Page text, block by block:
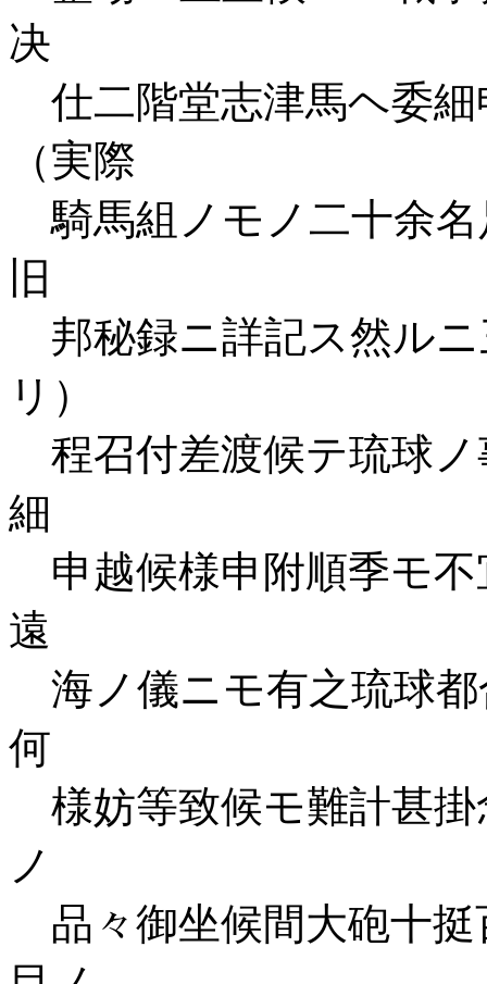
决
仕二階堂志津馬ヘ委細
（実際
騎馬組ノモノ二十余名
旧
邦秘録ニ詳記ス然ル
リ）
程召付差渡候テ琉球ノ
細
申越候様申附順季モ不
遠
海ノ儀ニモ有之琉球都
何
様妨等致候モ難計甚掛
ノ
品々御坐候間大砲十挺